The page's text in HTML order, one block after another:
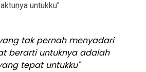
untukku"
tak pernah menyadari
berarti untuknya adalah
tepat untukku"